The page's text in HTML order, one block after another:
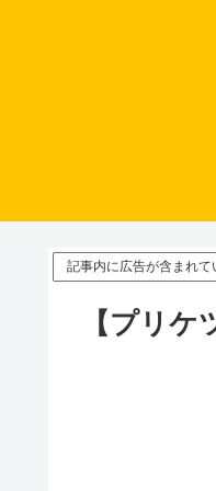
記事内に広告が含まれて
【プリ